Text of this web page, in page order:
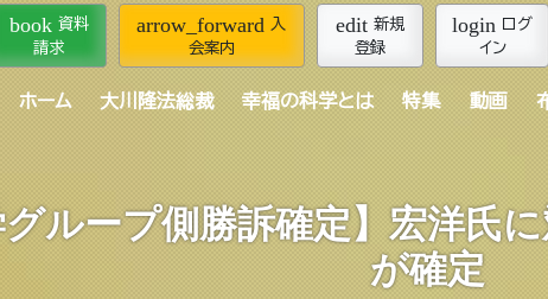
book 資料
請求
arrow_forward 入
会案内
edit 新規
登録
login ログ
イン
ホーム 大川隆法総裁 幸福の科学とは 特集 動画
グループ側勝訴確定】宏洋氏
が確定